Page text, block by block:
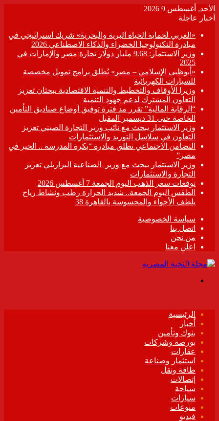
الأحد, أغسطس 9 2026
أخبار عاجلة
«العربي لحماية الحياة البرية والبحرية» شريك استراتيجي في
مبادرة التكنولوجيا الخضراء والذكاء الاصطناعي 2026
وزير الاستثمار: 9.68 مليار دولار تجارة مصر والإمارات في
2025
«أبوظبي الإسلامي – مصر» يُطلق برامج تمويل مخصصة
للسيارات الكهربائية
وزيرا الأوقاف والتخطيط والتنمية الاقتصادية يبحثان تعزيز
التعاون المشترك لدعم جهود التنمية
“الرقابة المالية” تقرر مد فترة توفيق أوضاع صناديق التأمين
الخاصة حتى 31 ديسمبر المقبل
وزير الاستثمار يبحث مع نائب وزير التجارة الصيني تعزيز
التعاون في سلاسل التوريد والاستثمارات
التضامن الاجتماعي تطلق مبادرة “بكرة المدرسة .. الخير في
مصر”
وزير الاستثمار يبحث مع وزير الصناعية البرازيلي تعزيز
التجارة والاستثمارات
توقعات سعر الذهب اليوم الجمعة 7 أغسطس 2026
الطقس اليوم الجمعة.. شديد الحرارة رطب ونشاط رياح
يلطف الأجواء والمحسوسة بالقاهرة 38
سياسة الخصوصية
اتصل بنا
من نحن
اعلن معنا
الرئيسية
أخبار
بنوك وتأمين
بورصة وشركات
عقارات
استثمار وصناعة
طاقة ونقل
إتصالات
سياحة
سيارات
منوعات
فيديو